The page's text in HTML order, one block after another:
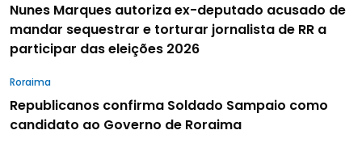
Nunes Marques autoriza ex-deputado acusado de
mandar sequestrar e torturar jornalista de RR a
participar das eleições 2026
Roraima
Republicanos confirma Soldado Sampaio como
candidato ao Governo de Roraima